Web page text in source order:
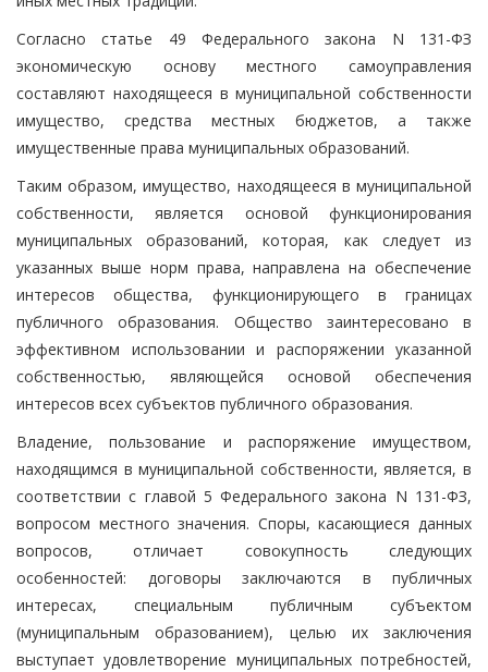
Согласно статье 49 Федерального закона N 131-ФЗ
экономическую основу местного самоуправления
составляют находящееся в муниципальной собственности
имущество, средства местных бюджетов, а также
имущественные права муниципальных образований.
Таким образом, имущество, находящееся в муниципальной
собственности, является основой функционирования
муниципальных образований, которая, как следует из
указанных выше норм права, направлена на обеспечение
интересов общества, функционирующего в границах
публичного образования. Общество заинтересовано в
эффективном использовании и распоряжении указанной
собственностью, являющейся основой обеспечения
интересов всех субъектов публичного образования.
Владение, пользование и распоряжение имуществом,
находящимся в муниципальной собственности, является, в
соответствии с главой 5 Федерального закона N 131-ФЗ,
вопросом местного значения. Споры, касающиеся данных
вопросов, отличает совокупность следующих
особенностей: договоры заключаются в публичных
интересах, специальным публичным субъектом
(муниципальным образованием), целью их заключения
выступает удовлетворение муниципальных потребностей,